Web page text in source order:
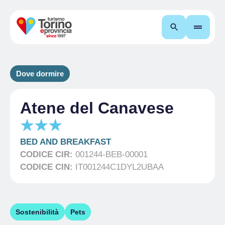
Cerca
Dove dormire
Atene del Canavese
BED AND BREAKFAST
CODICE CIR: 001244-BEB-00001
CODICE CIN: IT001244C1DYL2UBAA
Sostenibilità Pets